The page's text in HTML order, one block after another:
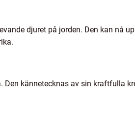
djuret på jorden. Den kan nå
kännetecknas av sin kraftfulla